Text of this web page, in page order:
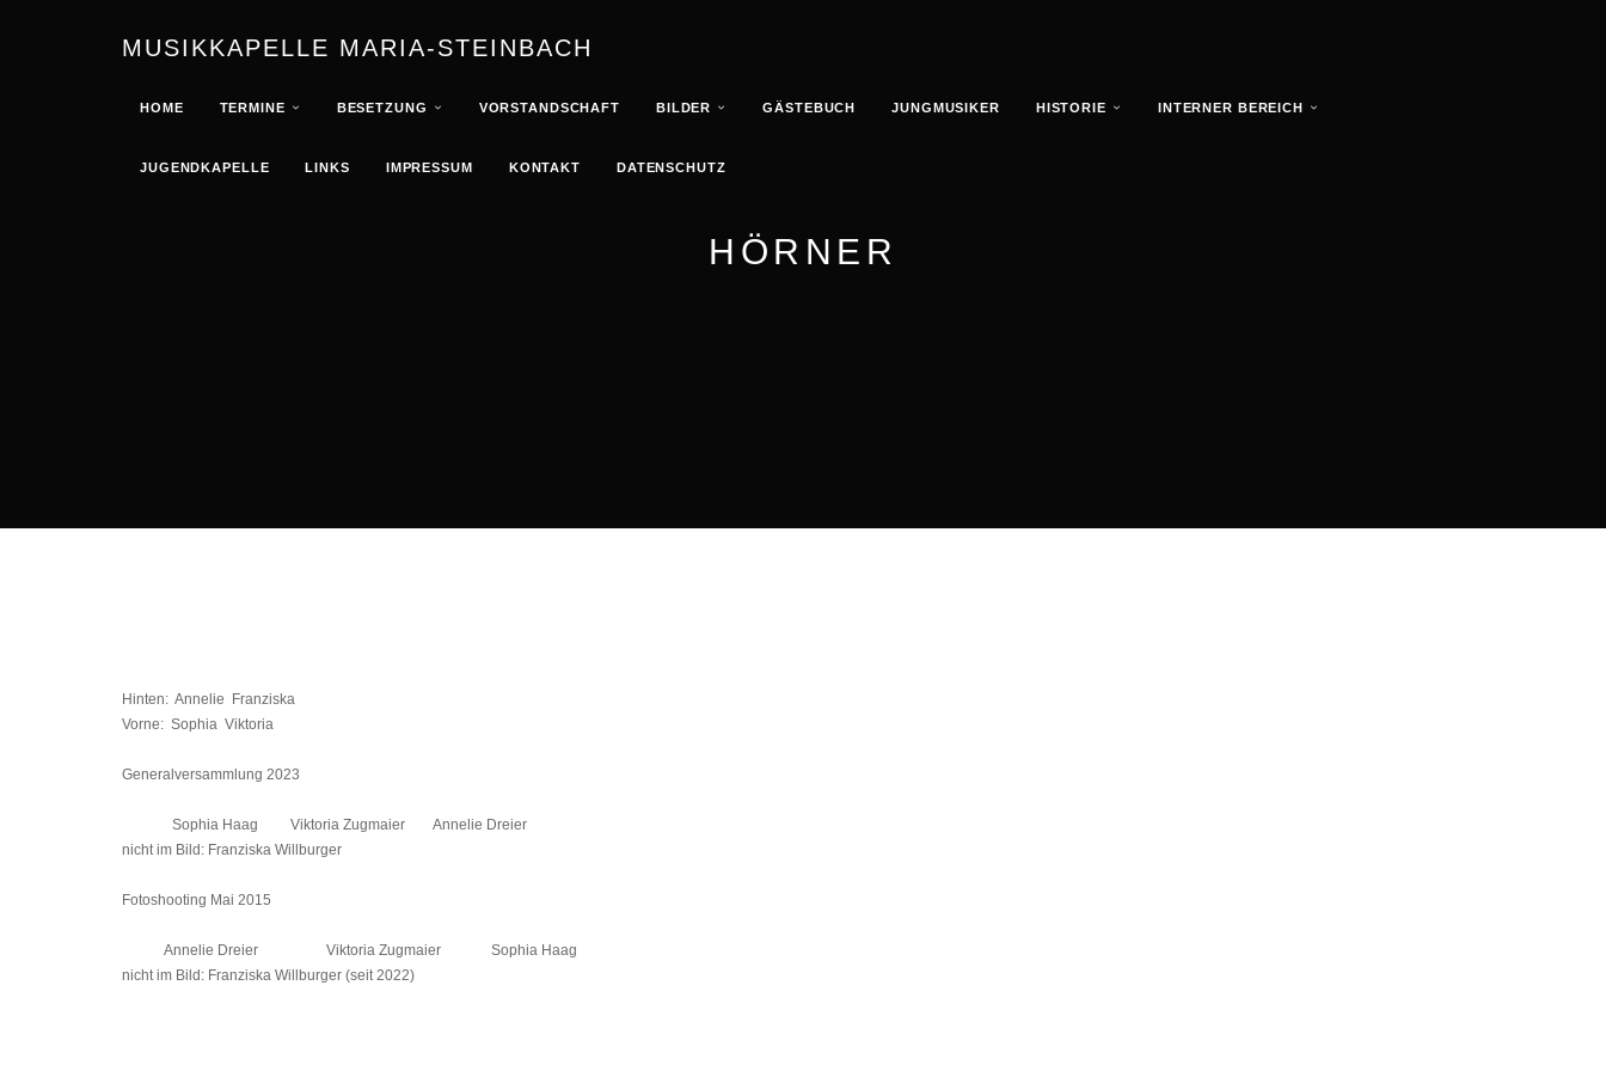
MUSIKKAPELLE MARIA-STEINBACH
HOME TERMINE BESETZUNG VORSTANDSCHAFT BILDER GÄSTEBUCH JUNGMUSIKER HISTORIE INTERNER BEREICH
JUGENDKAPELLE LINKS IMPRESSUM KONTAKT DATENSCHUTZ
HÖRNER
Hinten: Annelie Franziska
Vorne: Sophia Viktoria
Generalversammlung 2023
Sophia Haag Viktoria Zugmaier Annelie Dreier
nicht im Bild: Franziska Willburger
Fotoshooting Mai 2015
Annelie Dreier Viktoria Zugmaier Sophia Haag
nicht im Bild: Franziska Willburger (seit 2022)